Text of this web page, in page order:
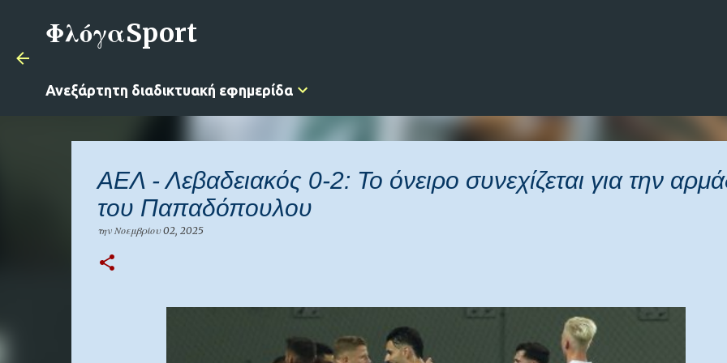
ΦλόγαSport
Ανεξάρτητη διαδικτυακή εφημερίδα
ΑΕΛ - Λεβαδειακός 0-2: Το όνειρο συνεχίζεται για την
του Παπαδόπουλου
την Νοεμβρίου 02, 2025